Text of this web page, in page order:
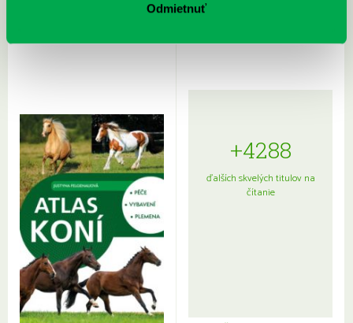
Odmietnuť
Sprievodca po hviezdnej oblohe
kompletný sprievodca
+4288
ďalších skvelých titulov na
čítanie